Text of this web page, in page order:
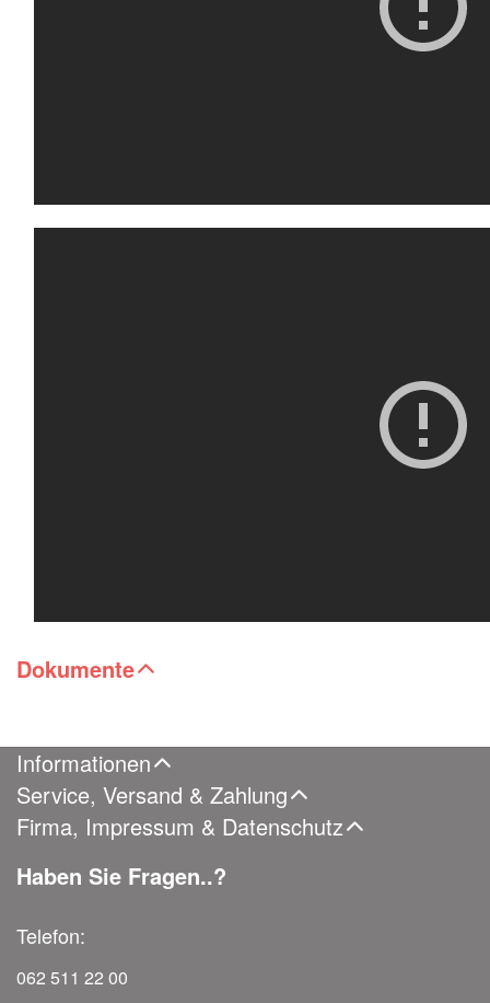
Dokumente
Informationen
Service, Versand & Zahlung
Firma, Impressum & Datenschutz
Haben Sie Fragen..?
Telefon:
062 511 22 00